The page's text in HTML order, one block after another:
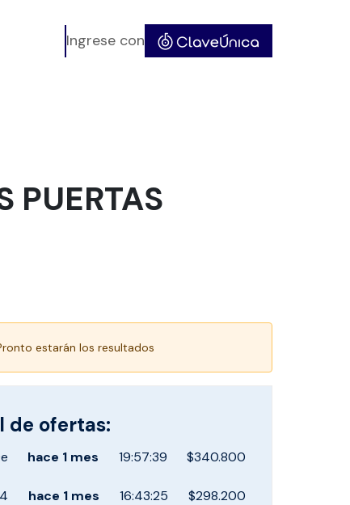
Ingrese con
PUERTAS
estarán los resultados
de ofertas:
hace 1 mes 19:57:39 $340.800
hace 1 mes 16:43:25 $298.200